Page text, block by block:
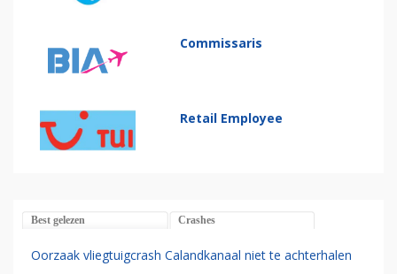
Commissaris
Retail Employee
Best gelezen Crashes
Oorzaak vliegtuigcrash Calandkanaal niet te achterhalen